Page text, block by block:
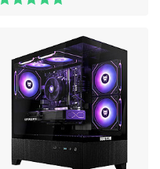
5070 - Ordinateur PC
DDR4 RAM - 2TO SSD + W11